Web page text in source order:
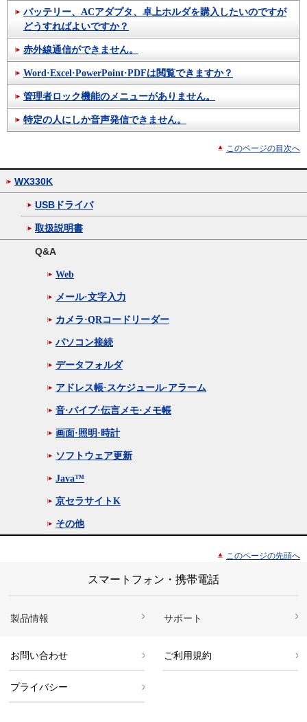
バッテリー、ACアダプタ、卓上ホルダを購入したいのですが
どうすればよいですか？
赤外線通信ができません。
Word·Excel·PowerPoint·PDFは閲覧できますか？
管理者ロック機能のメニューがありません。
特定の人にしか音声発信できません。
このページの目次へ
WX330K
USBドライバ
取扱説明書
Q&A
Web
メール·文字入力
カメラ·QRコードリーダー
パソコン接続
データフォルダ
アドレス帳·スケジュール·アラーム
音·バイブ·伝言メモ·メモ帳
画面·照明·時計
ソフトウェア更新
Java™
京セラサイトK
その他
このページの先頭へ
スマートフォン・携帯電話
製品情報 サポート
お問い合わせ ご利用規約
プライバシー